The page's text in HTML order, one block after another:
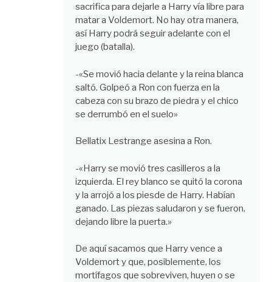
sacrifica para dejarle a Harry vía libre para
matar a Voldemort. No hay otra manera,
así Harry podrá seguir adelante con el
juego (batalla).
-«Se movió hacia delante y la reina blanca
saltó. Golpeó a Ron con fuerza en la
cabeza con su brazo de piedra y el chico
se derrumbó en el suelo»
Bellatix Lestrange asesina a Ron.
-«Harry se movió tres casilleros a la
izquierda. El rey blanco se quitó la corona
y la arrojó a los piesde de Harry. Habían
ganado. Las piezas saludaron y se fueron,
dejando libre la puerta.»
De aquí sacamos que Harry vence a
Voldemort y que, posiblemente, los
mortífagos que sobreviven, huyen o se